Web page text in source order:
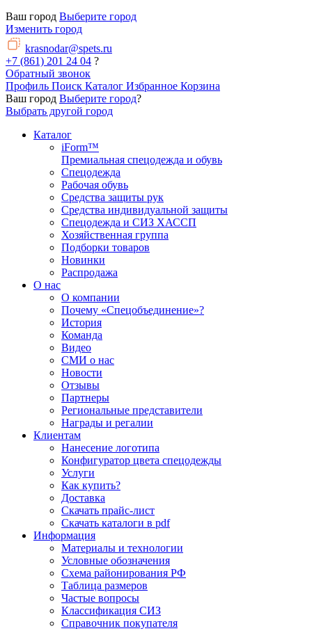
Ваш город Выберите город
Изменить город
krasnodar@spets.ru
+7 (861) 201 24 04 ?
Обратный звонок
Профиль Поиск Каталог Избранное Корзина
Ваш город Выберите город?
Выбрать другой город
Каталог
iForm™
Премиальная спецодежда и обувь
Спецодежда
Рабочая обувь
Средства защиты рук
Средства индивидуальной защиты
Спецодежда и СИЗ ХАССП
Хозяйственная группа
Подборки товаров
Новинки
Распродажа
О нас
О компании
Почему «Спецобъединение»?
История
Команда
Видео
СМИ о нас
Новости
Отзывы
Партнеры
Региональные представители
Награды и регалии
Клиентам
Нанесение логотипа
Конфигуратор цвета спецодежды
Услуги
Как купить?
Доставка
Скачать прайс-лист
Скачать каталоги в pdf
Информация
Материалы и технологии
Условные обозначения
Схема районирования РФ
Таблица размеров
Частые вопросы
Классификация СИЗ
Справочник покупателя